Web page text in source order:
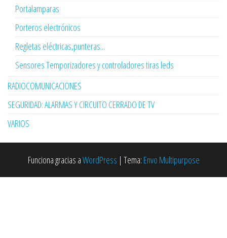
Portalamparas
Porteros electrónicos
Regletas eléctricas,punteras...
Sensores Temporizadores y controladores tiras leds
RADIOCOMUNICACIONES
SEGURIDAD: ALARMAS Y CIRCUITO CERRADO DE TV
VARIOS
Funciona gracias aWordPress | Tema: Envo Multipurpose